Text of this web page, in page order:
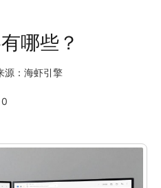
哪些？
源：海虾引擎
0